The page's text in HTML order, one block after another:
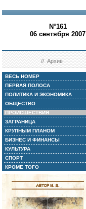
N°161
06 сентября 2007
//Архив
ВЕСЬ НОМЕР
ПЕРВАЯ ПОЛОСА
ПОЛИТИКА И ЭКОНОМИКА
ОБЩЕСТВО
ПРОИСШЕСТВИЯ
ЗАГРАНИЦА
КРУПНЫМ ПЛАНОМ
БИЗНЕС И ФИНАНСЫ
КУЛЬТУРА
СПОРТ
КРОМЕ ТОГО